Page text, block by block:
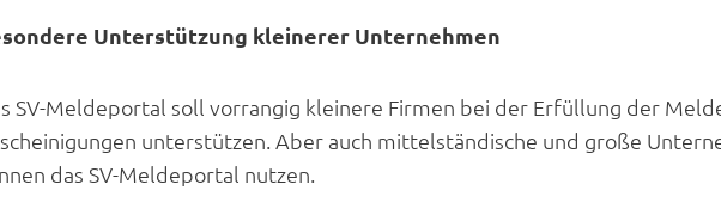
Unterstützung kleinerer Unternehmen
SV-Meldeportal soll vorrangig kleinere Firmen bei der Erfüllung der
unterstützen. Aber auch mittelständische und große
das SV-Meldeportal nutzen.